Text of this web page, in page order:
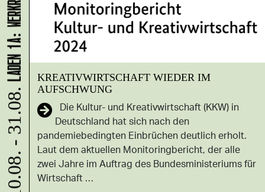
KREATIVWIRTSCHAFT WIEDER IM
AUFSCHWUNG
Die Kultur- und Kreativwirtschaft (KKW) in
Deutschland hat sich nach den
pandemiebedingten Einbrüchen deutlich erholt.
Laut dem aktuellen Monitoringbericht, der alle
zwei Jahre im Auftrag des Bundesministeriums für
Wirtschaft …
10.08. - 31.08.